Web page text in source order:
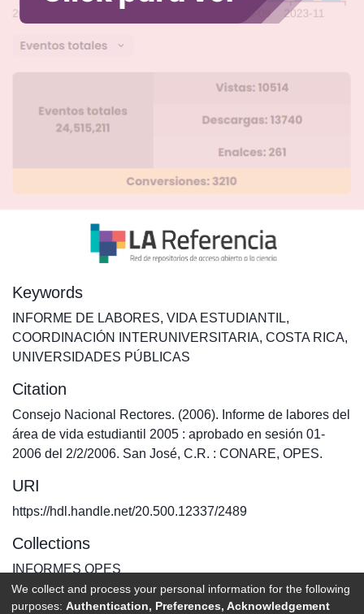
Keywords
INFORME DE LABORES, VIDA ESTUDIANTIL,
COORDINACIÓN INTERUNIVERSITARIA, COSTA RICA,
UNIVERSIDADES PÚBLICAS
Citation
Consejo Nacional Rectores. (2006). Informe de labores del
área de vida estudiantil 2005 : aprobado en sesión 01-
2006 del 2/2/2006. San José, C.R. : CONARE, OPES.
URI
https://hdl.handle.net/20.500.12337/2489
Collections
INFORMES OPES
Full item page
We collect and process your personal information for the following
purposes: Authentication, Preferences, Acknowledgement